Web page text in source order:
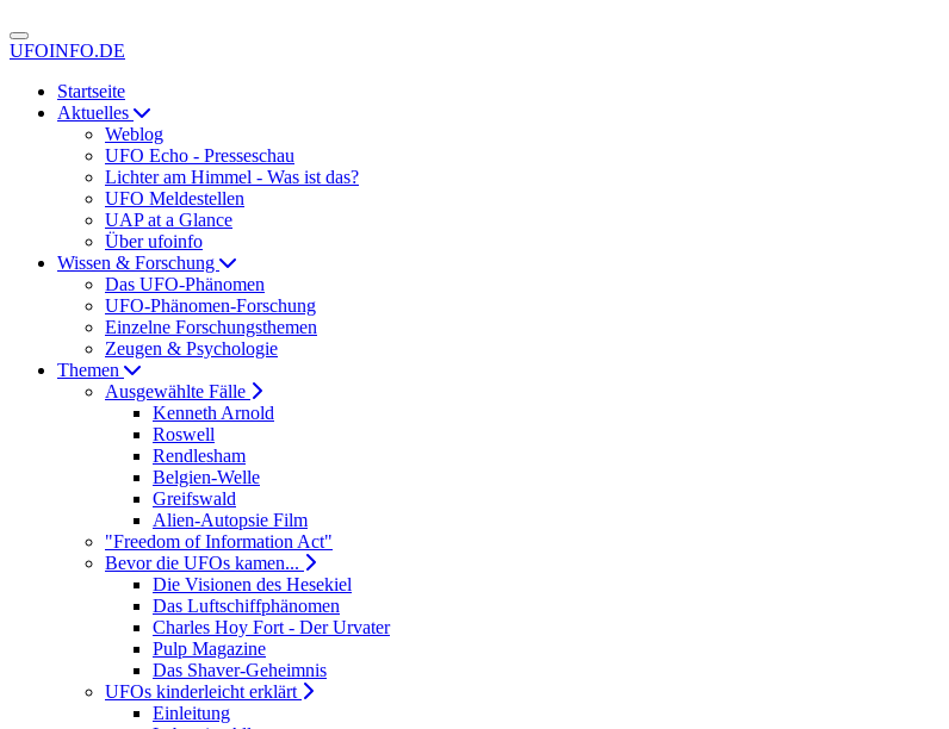
UFOINFO.DE
Startseite
Aktuelles
Weblog
UFO Echo - Presseschau
Lichter am Himmel - Was ist das?
UFO Meldestellen
UAP at a Glance
Über ufoinfo
Wissen & Forschung
Das UFO-Phänomen
UFO-Phänomen-Forschung
Einzelne Forschungsthemen
Zeugen & Psychologie
Themen
Ausgewählte Fälle
Kenneth Arnold
Roswell
Rendlesham
Belgien-Welle
Greifswald
Alien-Autopsie Film
"Freedom of Information Act"
Bevor die UFOs kamen...
Die Visionen des Hesekiel
Das Luftschiffphänomen
Charles Hoy Fort - Der Urvater
Pulp Magazine
Das Shaver-Geheimnis
UFOs kinderleicht erklärt
Einleitung